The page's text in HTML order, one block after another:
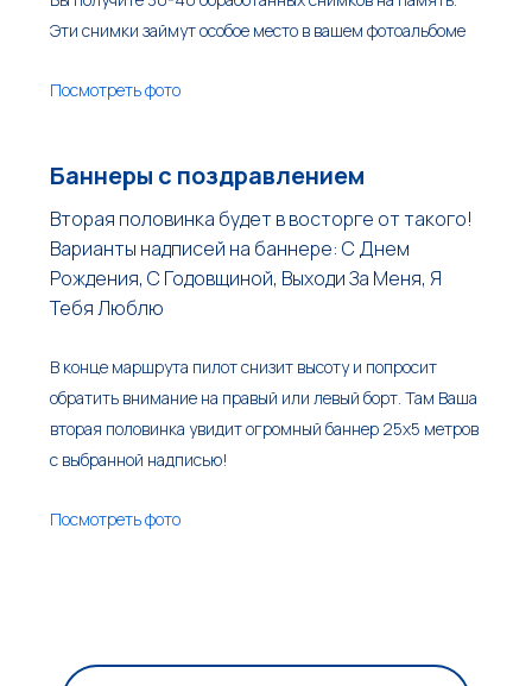
Эти снимки займут особое место в вашем фотоальбоме
Посмотреть фото
Баннеры с поздравлением
Вторая половинка будет в восторге от такого!
Варианты надписей на баннере: С Днем
Рождения, С Годовщиной, Выходи За Меня, Я
Тебя Люблю
В конце маршрута пилот снизит высоту и попросит
обратить внимание на правый или левый борт. Там Ваша
вторая половинка увидит огромный баннер 25х5 метров
с выбранной надписью!
Посмотреть фото